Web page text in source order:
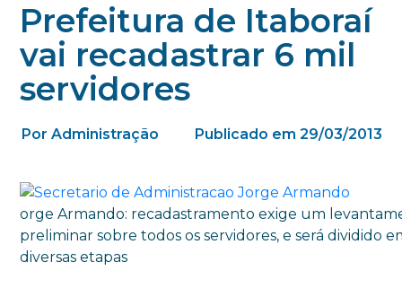
Prefeitura de Itaboraí
vai recadastrar 6 mil
servidores
Por Administração Publicado em 29/03/2013
orge Armando: recadastramento exige um
preliminar sobre todos os servidores, e será dividido
diversas etapas